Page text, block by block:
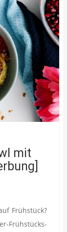
mit
Frühstück?
Frühstücks-